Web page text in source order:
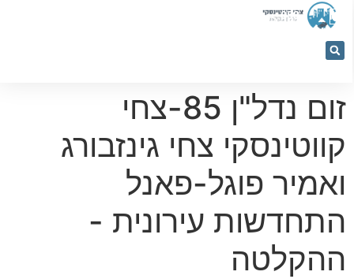
053-
5366884
זום נדל"ן 85-צחי
קווטינסקי צחי גינזבורג
ואמיר פוגל-פאנל
התחדשות עירונית -
ההקלטה